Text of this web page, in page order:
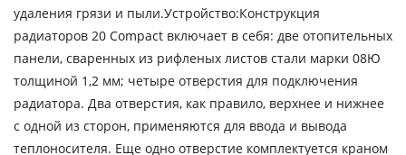
удаления грязи и пыли.Устройство:Конструкция
радиаторов 20 Compact включает в себя: две отопительных
панели, сваренных из рифленых листов стали марки 08Ю
толщиной 1,2 мм; четыре отверстия для подключения
радиатора. Два отверстия, как правило, верхнее и нижнее
с одной из сторон, применяются для ввода и вывода
теплоносителя. Еще одно отверстие комплектуется краном